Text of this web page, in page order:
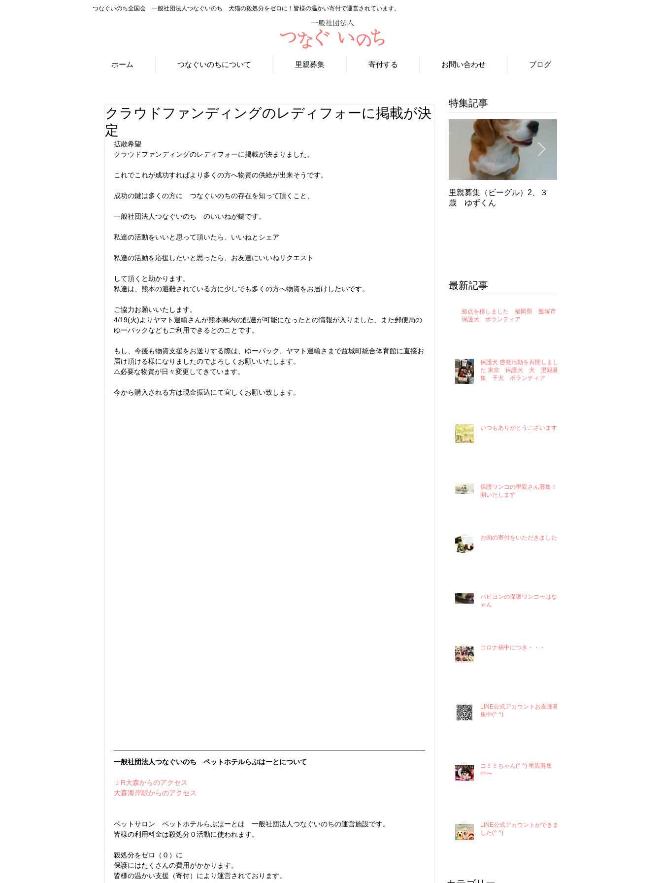
つなぐいのち全国会 一般社団法人つなぐいのち 犬猫の殺処分をゼロに！皆様の温かい寄付で運営されています。
ホーム つなぐいのちについて 里親募集 寄付する お問い合わせ ブログ
クラウドファンディングのレディフォーに掲載が決
定
拡散希望
クラウドファンディングのレディフォーに掲載が決まりました。
これでこれが成功すればより多くの方へ物資の供給が出来そうです。
成功の鍵は多くの方に　つなぐいのちの存在を知って頂くこと、
一般社団法人つなぐいのち　のいいねが鍵です。
私達の活動をいいと思って頂いたら、いいねとシェア
私達の活動を応援したいと思ったら、お友達にいいねリクエスト
して頂くと助かります。
私達は、熊本の避難されている方に少しでも多くの方へ物資をお届けしたいです。
ご協力お願いいたします。
4/19(火)よりヤマト運輸さんが熊本県内の配達が可能になったとの情報が入りました、また郵便局の
ゆーバックなどもご利用できるとのことです。
もし、今後も物資支援をお送りする際は、ゆーパック、ヤマト運輸さまで益城町統合体育館に直接お
届け頂ける様になりましたのでよろしくお願いいたします。
⚠️必要な物資が日々変更してきています。
今から購入される方は現金振込にて宜しくお願い致します。
一般社団法人つなぐいのち　ペットホテルらぶはーとについて
ＪR大森からのアクセス
大森海岸駅からのアクセス
ペットサロン　ペットホテルらぶはーとは　一般社団法人つなぐいのちの運営施設です。
皆様の利用料金は殺処分０活動に使われます。
殺処分をゼロ（０）に
保護にはたくさんの費用がかかります。
皆様の温かい支援（寄付）により運営されております。
特集記事
里親募集（ビーグル）2、３
歳 ゆずくん
最新記事
拠点を移しました 福岡県 飯塚市
保護犬 ボランティア
保護犬 啓発活動を再開しまし
た 東京 保護犬 犬 里親募
集 子犬 ボランティア
いつもありがとうございます！
保護ワンコの里親さん募集！再
開いたします
お肉の寄付をいただきました！
パピヨンの保護ワンコ〜はなち
ゃん
コロナ禍中につき・・・
LINE公式アカウントお友達募
集中(^ ^)
コミミちゃん(^ ^) 里親募集
中〜
LINE公式アカウントができま
した(^ ^)